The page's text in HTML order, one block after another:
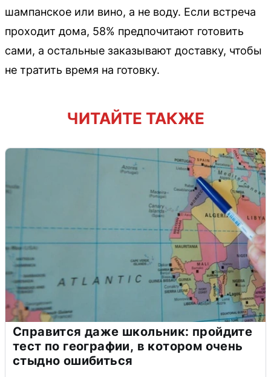
шампанское или вино, а не воду. Если встреча
проходит дома, 58% предпочитают готовить
сами, а остальные заказывают доставку, чтобы
не тратить время на готовку.
ЧИТАЙТЕ ТАКЖЕ
Справится даже школьник: пройдите
тест по географии, в котором очень
стыдно ошибиться